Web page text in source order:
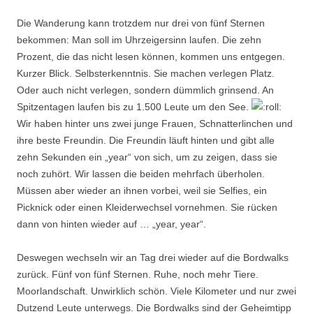
Die Wanderung kann trotzdem nur drei von fünf Sternen
bekommen: Man soll im Uhrzeigersinn laufen. Die zehn
Prozent, die das nicht lesen können, kommen uns entgegen.
Kurzer Blick. Selbsterkenntnis. Sie machen verlegen Platz.
Oder auch nicht verlegen, sondern dümmlich grinsend. An
Spitzentagen laufen bis zu 1.500 Leute um den See.
Wir haben hinter uns zwei junge Frauen, Schnatterlinchen und
ihre beste Freundin. Die Freundin läuft hinten und gibt alle
zehn Sekunden ein „year“ von sich, um zu zeigen, dass sie
noch zuhört. Wir lassen die beiden mehrfach überholen.
Müssen aber wieder an ihnen vorbei, weil sie Selfies, ein
Picknick oder einen Kleiderwechsel vornehmen. Sie rücken
dann von hinten wieder auf … „year, year“.
Deswegen wechseln wir an Tag drei wieder auf die Bordwalks
zurück. Fünf von fünf Sternen. Ruhe, noch mehr Tiere.
Moorlandschaft. Unwirklich schön. Viele Kilometer und nur zwei
Dutzend Leute unterwegs. Die Bordwalks sind der Geheimtipp